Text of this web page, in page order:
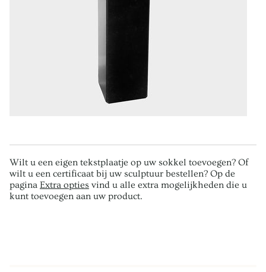
Wilt u een eigen tekstplaatje op uw sokkel toevoegen? Of
wilt u een certificaat bij uw sculptuur bestellen? Op de
pagina Extra opties vind u alle extra mogelijkheden die u
kunt toevoegen aan uw product.